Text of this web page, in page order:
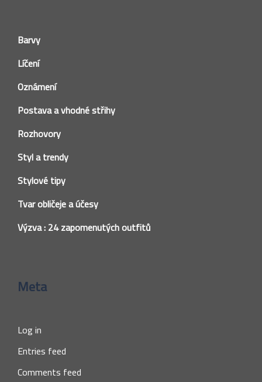
Barvy
Líčení
Oznámení
Postava a vhodné střihy
Rozhovory
Styl a trendy
Stylové tipy
Tvar obličeje a účesy
Výzva : 24 zapomenutých outfitů
Meta
Log in
Entries feed
Comments feed